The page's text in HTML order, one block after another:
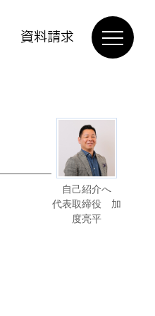
資料請求
自己紹介へ
代表取締役 加
度亮平